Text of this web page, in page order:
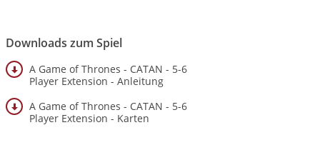
Downloads zum Spiel
A Game of Thrones - CATAN - 5-6
Player Extension - Anleitung
A Game of Thrones - CATAN - 5-6
Player Extension - Karten